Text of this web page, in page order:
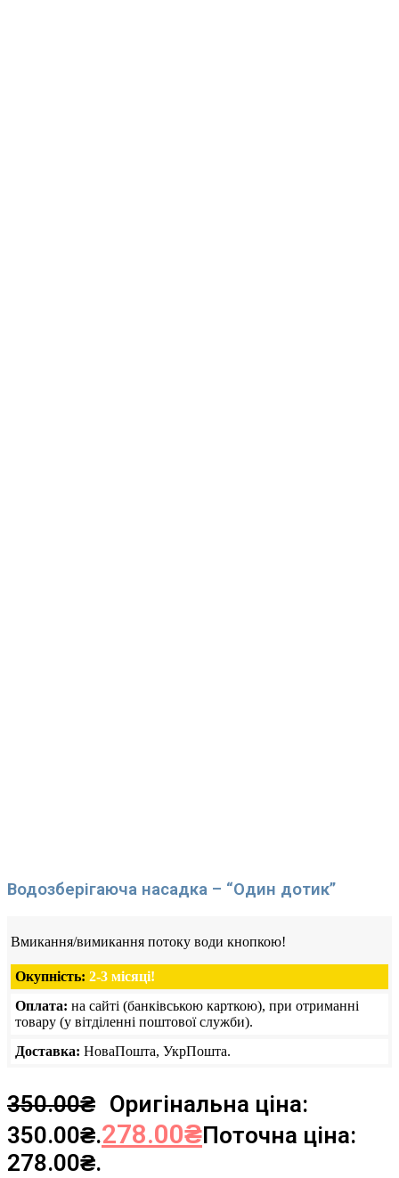
Водозберігаюча насадка – “Один дотик”
Вмикання/вимикання потоку води кнопкою!
Окупність: 2-3 місяці!
Оплата: на сайті (банківською карткою), при отриманні
товару (у вітділенні поштової служби).
Доставка: НоваПошта, УкрПошта.
350.00₴ Оригінальна ціна:
350.00₴.278.00₴Поточна ціна:
278.00₴.